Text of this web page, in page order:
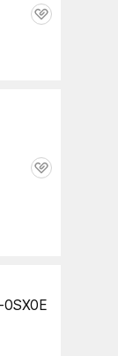
관
관
0SX0E